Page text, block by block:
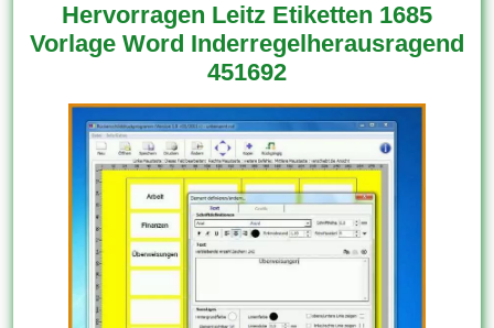
Hervorragen Leitz Etiketten 1685
Vorlage Word Inderregelherausragend
451692